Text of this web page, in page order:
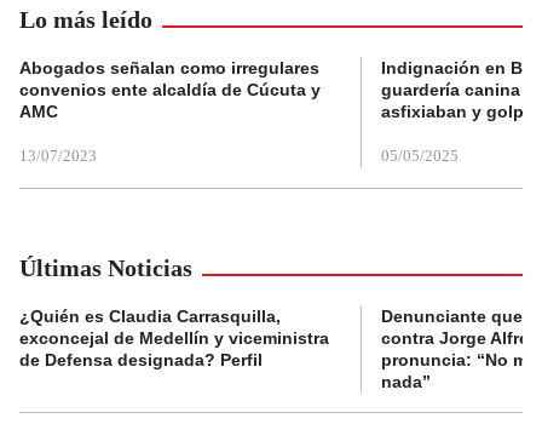
Lo más leído
Abogados señalan como irregulares
convenios ente alcaldía de Cúcuta y
AMC
13/07/2023
Indignación en
guardería canina
asfixiaban y
05/05/2025
Últimas Noticias
¿Quién es Claudia Carrasquilla,
exconcejal de Medellín y viceministra
de Defensa designada? Perfil
Denunciante que
contra Jorge
pronuncia: “No
nada”